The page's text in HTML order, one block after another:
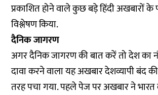
प्रकाशित होने वाले कुछ बड़े हिंदी अखबारों
विश्लेषण किया.
दैनिक जागरण
अगर दैनिक जागरण की बात करें तो देश का
दावा करने वाला यह अखबार देशव्यापी बंद
तरह पचा गया. पहले पेज पर अखबार ने